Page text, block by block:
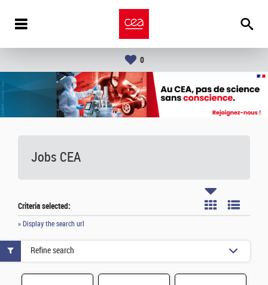
0
Jobs CEA
Criteria selected:
» Display the search url
Refine search